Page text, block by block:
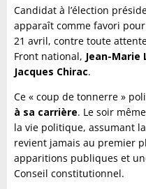
Candidat à l’élection
apparaît comme favori
21 avril, contre toute
Front national, Jean-Marie
Jacques Chirac.
Ce « coup de tonnerre »
à sa carrière. Le soir
la vie politique, assumant
revient jamais au premier
apparitions publiques et
Conseil constitutionnel.